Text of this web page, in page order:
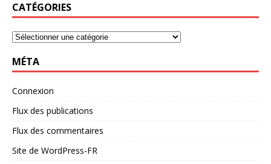
CATÉGORIES
MÉTA
Connexion
Flux des publications
Flux des commentaires
Site de WordPress-FR